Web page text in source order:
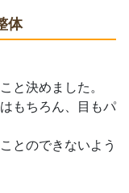
体
と決めました。
もちろん、目もパ
とのできないよう